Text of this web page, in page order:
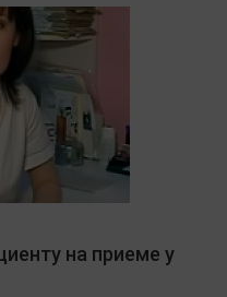
на приеме у